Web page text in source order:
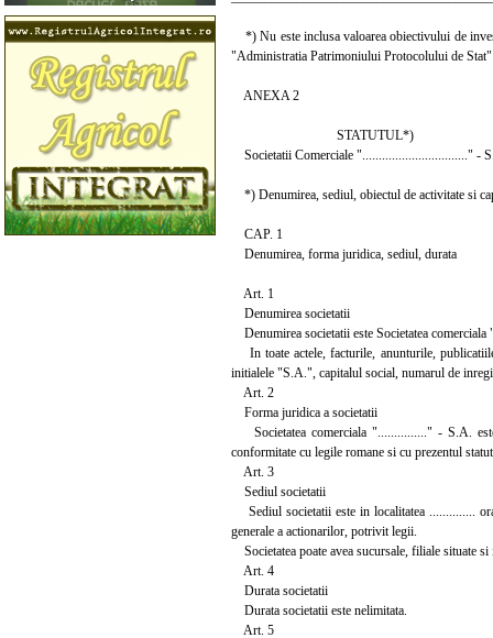
*) Nu este inclusa valoarea obiectivului de
"Administratia Patrimoniului Protocolului de
ANEXA 2
STATUTUL*)
Societatii Comerciale "................................" -
*) Denumirea, sediul, obiectul de activitate si
CAP. 1
Denumirea, forma juridica, sediul, durata
Art. 1
Denumirea societatii
Denumirea societatii este Societatea
In toate actele, facturile, anunturile,
initialele "S.A.", capitalul social, numarul de
Art. 2
Forma juridica a societatii
Societatea comerciala "..............." - S.A.
conformitate cu legile romane si cu prezentul
Art. 3
Sediul societatii
Sediul societatii este in localitatea ..............
generale a actionarilor, potrivit legii.
Societatea poate avea sucursale, filiale situate
Art. 4
Durata societatii
Durata societatii este nelimitata.
Art. 5